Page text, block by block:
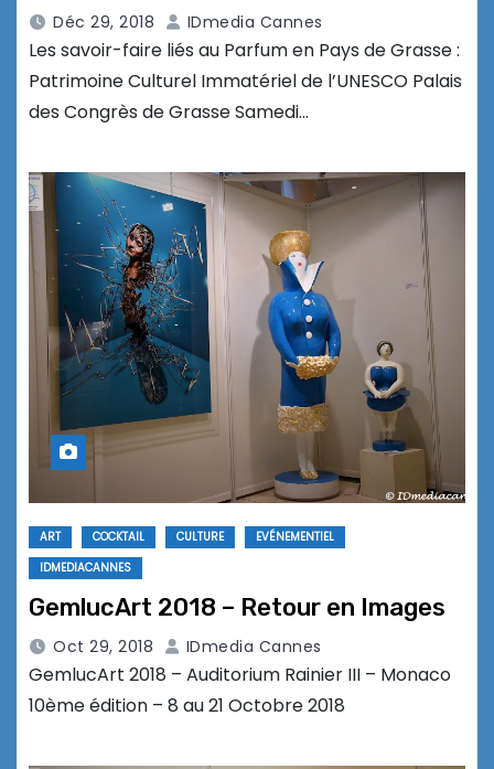
Déc 29, 2018 IDmedia Cannes
Les savoir-faire liés au Parfum en Pays de Grasse :
Patrimoine Culturel Immatériel de l’UNESCO Palais
des Congrès de Grasse Samedi…
ART COCKTAIL CULTURE
EVÉNEMENTIEL
IDMEDIACANNES
GemlucArt 2018 – Retour en Images
Oct 29, 2018 IDmedia Cannes
GemlucArt 2018 – Auditorium Rainier III – Monaco
10ème édition – 8 au 21 Octobre 2018